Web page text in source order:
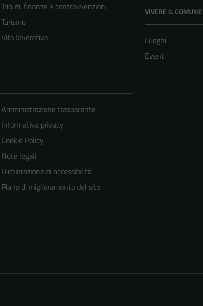
Tributi, finanze e contravvenzioni
Turismo
Vita lavorativa
VIVERE IL COMUNE
Luoghi
Eventi
Amministrazione trasparente
Informativa privacy
Cookie Policy
Note legali
Dichiarazione di accessibilità
Piano di miglioramento del sito